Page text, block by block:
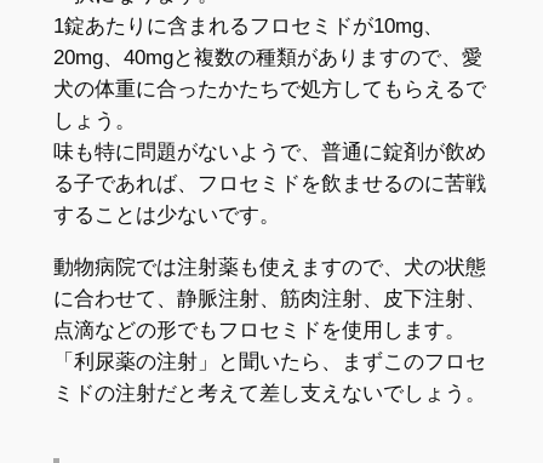
1錠あたりに含まれるフロセミドが10mg、
20mg、40mgと複数の種類がありますので、愛
犬の体重に合ったかたちで処方してもらえるで
しょう。
味も特に問題がないようで、普通に錠剤が飲め
る子であれば、フロセミドを飲ませるのに苦戦
することは少ないです。
動物病院では注射薬も使えますので、犬の状態
に合わせて、静脈注射、筋肉注射、皮下注射、
点滴などの形でもフロセミドを使用します。
「利尿薬の注射」と聞いたら、まずこのフロセ
ミドの注射だと考えて差し支えないでしょう。